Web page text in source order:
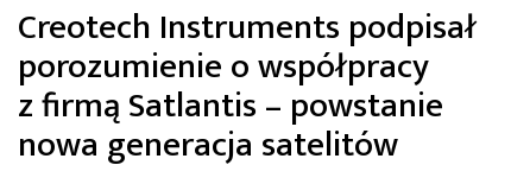
Creotech Instruments podpisał
porozumienie o współpracy
z firmą Satlantis – powstanie
nowa generacja satelitów